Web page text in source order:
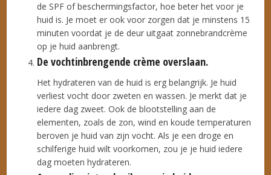
de SPF of beschermingsfactor, hoe beter het voor je
huid is. Je moet er ook voor zorgen dat je minstens 15
minuten voordat je de deur uitgaat zonnebrandcrème
op je huid aanbrengt.
De vochtinbrengende crème overslaan.
Het hydrateren van de huid is erg belangrijk. Je huid
verliest vocht door zweten en wassen. Je merkt dat je
iedere dag zweet. Ook de blootstelling aan de
elementen, zoals de zon, wind en koude temperaturen
beroven je huid van zijn vocht. Als je een droge en
schilferige huid wilt voorkomen, zou je je huid iedere
dag moeten hydrateren.